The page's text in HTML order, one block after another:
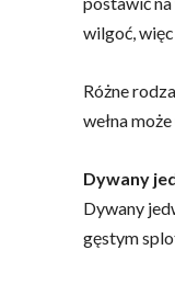
wilgoć,
Różne
wełna
Dywany
Dywany
gęstym